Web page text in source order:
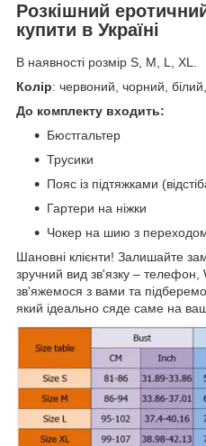
Розкішний
купити в Україні
В наявності розмір S, М, L, XL.
Колір: червоний, чорний,
До комплекту входить:
Бюстгальтер
Трусики
Пояс із підтяжками
Гартери на ніжки
Чокер на шию з переходом
Шановні клієнти! Залишайте
зручний вид зв'язку –
зв'яжемося з вами та
який ідеально сяде саме на